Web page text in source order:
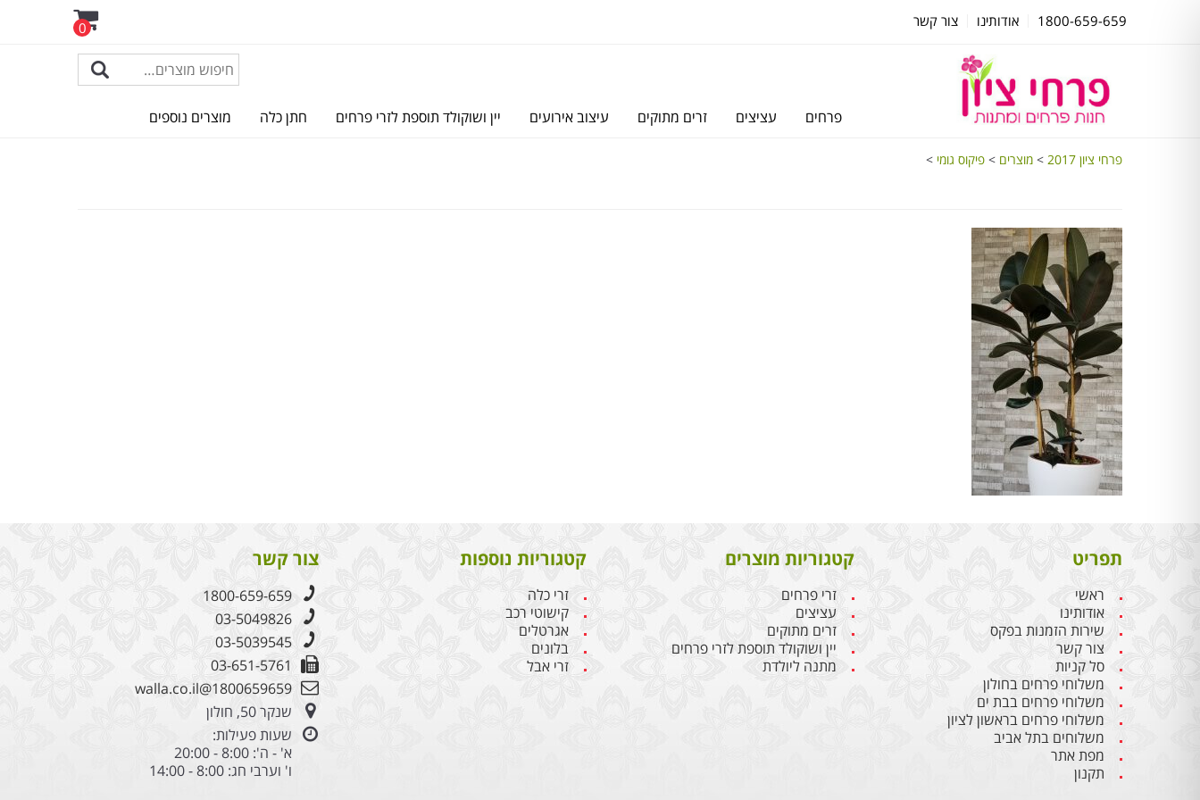
1800-659-659 אודותינו צור קשר 0
פרחים עציצים זרים מתוקים עיצוב אירועים יין ושוקולד תוספת לזרי פרחים חתן כלה מוצרים נוספים
פרחי ציון 2017 > מוצרים > פיקוס גומי >
תפריט
ראשי
אודותינו
שירות הזמנות בפקס
צור קשר
סל קניות
משלוחי פרחים בחולון
משלוחי פרחים בבת ים
משלוחי פרחים בראשון לציון
משלוחים בתל אביב
מפת אתר
תקנון
קטגוריות מוצרים
זרי פרחים
עציצים
זרים מתוקים
יין ושוקולד תוספת לזרי פרחים
מתנה ליולדת
קטגוריות נוספות
זרי כלה
קישוטי רכב
אגרטלים
בלונים
זרי אבל
צור קשר
1800-659-659
03-5049826
03-5039545
03-651-5761
1800659659@walla.co.il
שנקר 50, חולון
שעות פעילות:
א' - ה': 8:00 - 20:00
ו' וערבי חג: 8:00 - 14:00